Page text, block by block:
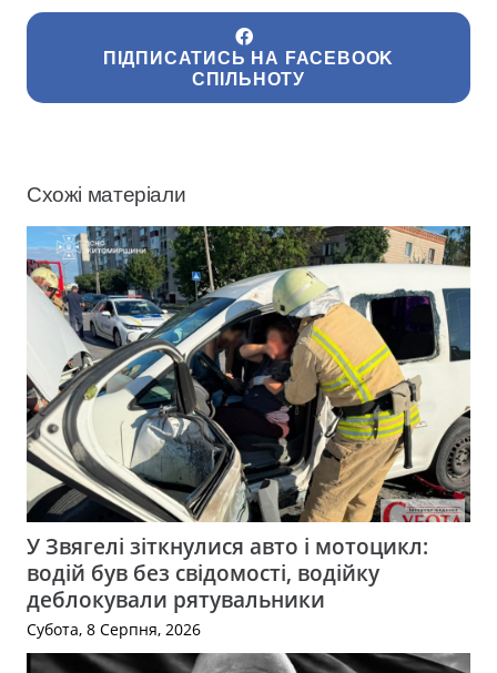
ПІДПИСАТИСЬ НА FACEBOOK
СПІЛЬНОТУ
Схожі матеріали
У Звягелі зіткнулися авто і мотоцикл:
водій був без свідомості, водійку
деблокували рятувальники
Субота, 8 Серпня, 2026